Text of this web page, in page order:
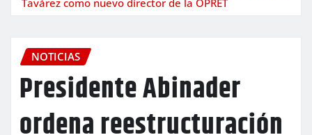
NOTICIAS
Presidente Abinader
ordena reestructuración